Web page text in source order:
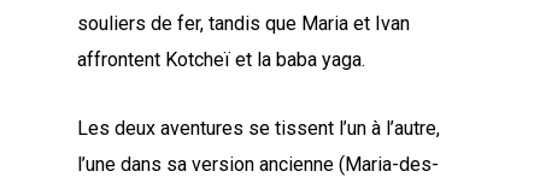
souliers de fer, tandis que Maria et Ivan
affrontent Kotcheï et la baba yaga.
Les deux aventures se tissent l’un à l’autre,
l’une dans sa version ancienne (Maria-des-